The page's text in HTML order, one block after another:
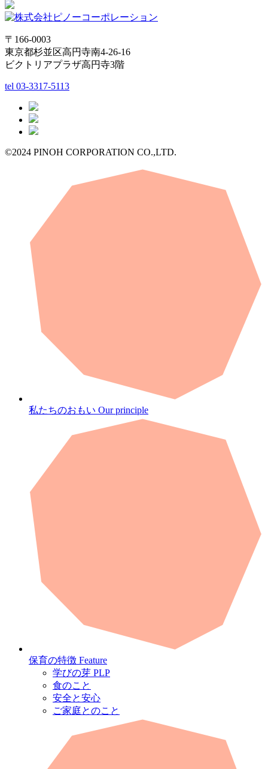
〒166-0003
東京都杉並区高円寺南4-26-16
ビクトリアプラザ高円寺3階
tel 03-3317-5113
©2024 PINOH CORPORATION CO.,LTD.
私たちのおもい Our principle
保育の特徴 Feature
学びの芽 PLP
食のこと
安全と安心
ご家庭とのこと